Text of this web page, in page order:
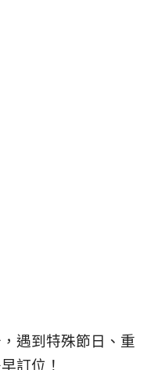
遇到特殊節日、重
訂位！